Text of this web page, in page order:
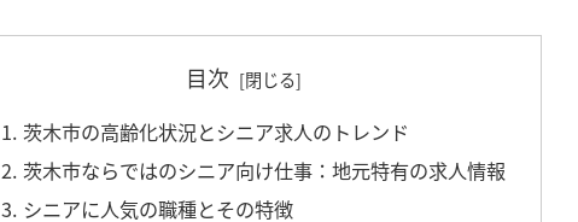
目次
1. 茨木市の高齢化状況とシニア求人のトレンド
2. 茨木市ならではのシニア向け仕事：地元特有の求人情報
3. シニアに人気の職種とその特徴